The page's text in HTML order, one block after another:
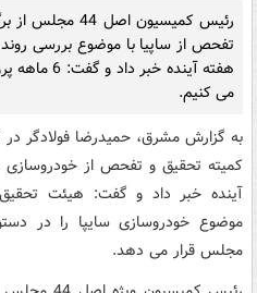
رئیس کمیسیون
تفحص از ساپیا با موضوع بررسی
هفته آینده
می کنیم.
به گزارش مشرق، حمیدرضا فولادگر در
کمیته تحقیق و تفحص از خودروسازی
آینده خبر داد و گفت: هیئت
موضوع خودروسازی سایپا را در
مجلس قرار می دهد.